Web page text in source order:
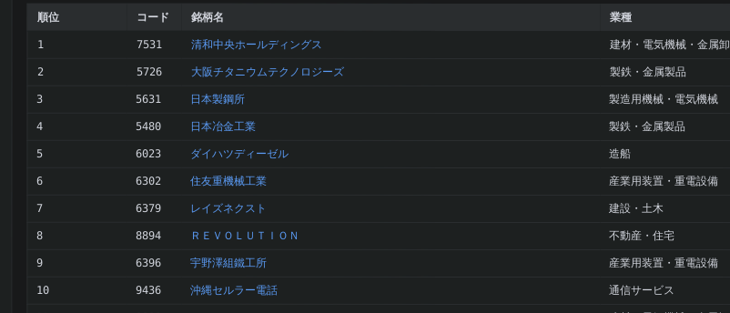
順位 コード 銘柄名 業種
1 7531 清和中央ホールディングス 建材・電気機械・金属卸
2 5726 大阪チタニウムテクノロジーズ 製鉄・金属製品
3 5631 日本製鋼所 製造用機械・電気機械
4 5480 日本冶金工業 製鉄・金属製品
5 6023 ダイハツディーゼル 造船
6 6302 住友重機械工業 産業用装置・重電設備
7 6379 レイズネクスト 建設・土木
8 8894 ＲＥＶＯＬＵＴＩＯＮ 不動産・住宅
9 6396 宇野澤組鐵工所 産業用装置・重電設備
10 9436 沖縄セルラー電話 通信サービス